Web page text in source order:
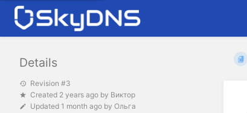
Details
Revision #3
Created 2 years ago by Виктор
Updated 1 month ago by Ольга